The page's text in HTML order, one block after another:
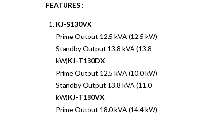
FEATURES :
KJ-S130VX
Prime Output 12.5 kVA (12.5 kW)
Standby Output 13.8 kVA (13.8
kW)KJ-T130DX
Prime Output 12.5 kVA (10.0 kW)
Standby Output 13.8 kVA (11.0
kW)KJ-T180VX
Prime Output 18.0 kVA (14.4 kW)